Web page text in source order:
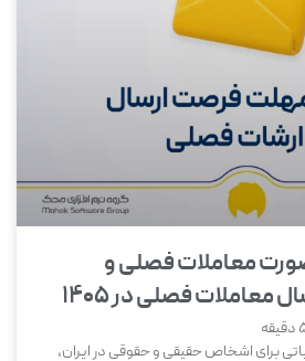
معاملات فصلی و
معاملات فصلی در ۱۴۰۵
دقیقه
برای اشخاص حقیقی و حقوقی در ایران،